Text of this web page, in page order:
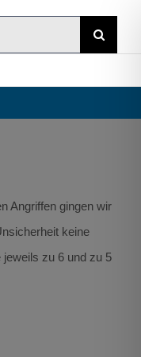
Angriffen gingen wir
keine
jeweils zu 6 und zu 5